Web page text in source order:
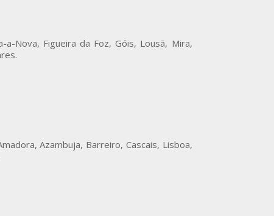
Nova, Figueira da Foz, Góis, Lousã, Mira,
Azambuja, Barreiro, Cascais, Lisboa,